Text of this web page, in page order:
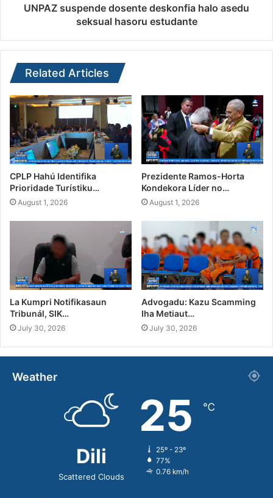
UNPAZ suspende dosente deskonfia halo asedu
seksual hasoru estudante
Related Articles
CPLP Hahú Identifika
Prioridade Turístiku…
August 1, 2026
Prezidente Ramos-Horta
Kondekora Líder no…
August 1, 2026
La Kumpri Notifikasaun
Tribunál, SIK…
July 30, 2026
Advogadu: Kazu Scamming
Iha Metiaut…
July 30, 2026
Weather
Dili
Scattered Clouds
25 ℃
25º - 23º
77%
0.76 km/h